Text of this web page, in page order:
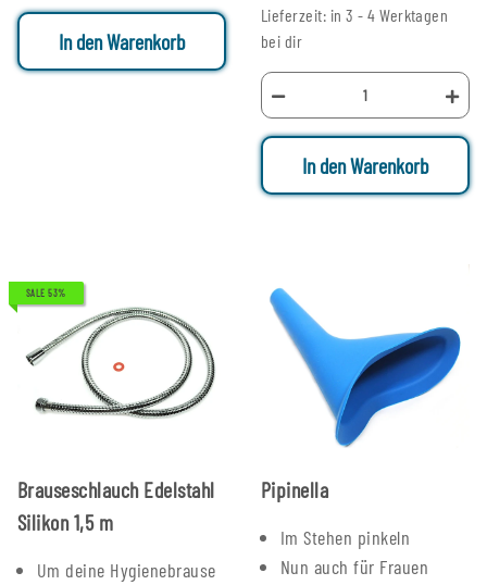
In den Warenkorb
Lieferzeit: in 3 - 4 Werktagen
bei dir
In den Warenkorb
SALE 53%
Brauseschlauch Edelstahl
Silikon 1,5 m
Um deine Hygienebrause
Pipinella
Im Stehen pinkeln
Nun auch für Frauen